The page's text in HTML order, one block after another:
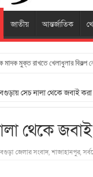
জাতীয় আন্তর্জাতিক
মাদক মুক্ত রাখতে খেলাধুলার বিকল্প
সেচ নালা থেকে জবাই করা
থেকে
বগুড়া জেলার সংবাদ,শাজাহানপুর,